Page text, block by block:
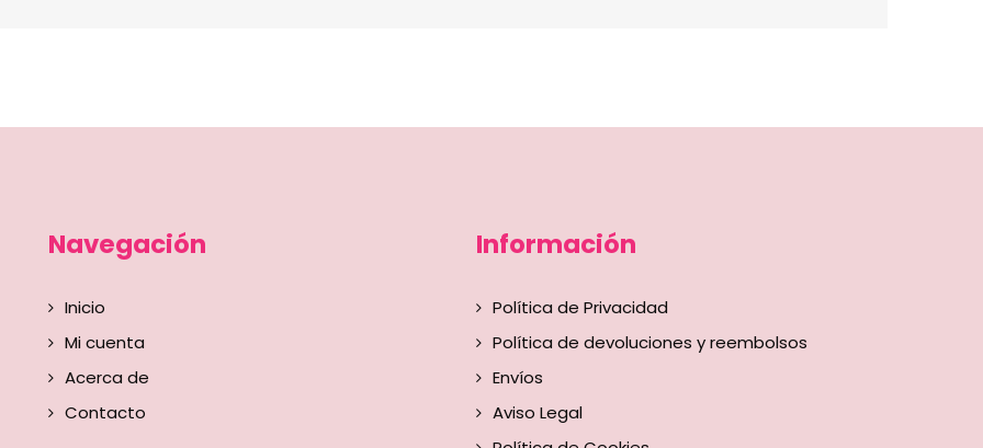
Navegación
Inicio
Mi cuenta
Acerca de
Contacto
Información
Política de Privacidad
Política de devoluciones y reembolsos
Envíos
Aviso Legal